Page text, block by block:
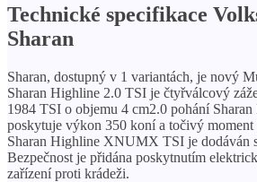
Technické specifikace
Sharan
Sharan, dostupný v 1 variantách, je nový
Sharan Highline 2.0 TSI je čtyřválcový
1984 TSI o objemu 4 cm2.0 pohání
poskytuje výkon 350 koní a točivý
Sharan Highline XNUMX TSI je dodáván
Bezpečnost je přidána poskytnutím
zařízení proti krádeži.